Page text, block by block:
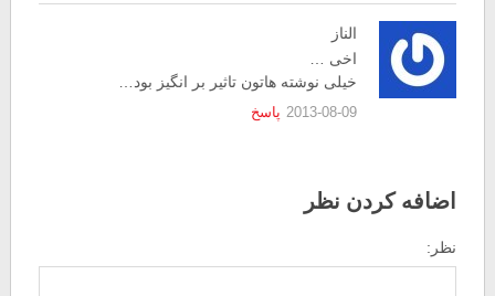
الناز
اخی …
خیلی نوشته هاتون تاثیر بر انگیز بود…
2013-08-09 پاسخ
اضافه کردن نظر
نظر: